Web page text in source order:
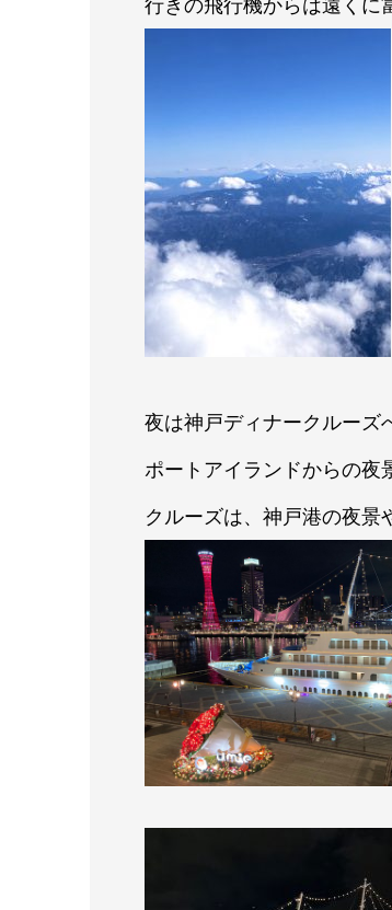
夜は神戸ディナークルーズ
ポートアイランドからの夜
クルーズは、神戸港の夜景